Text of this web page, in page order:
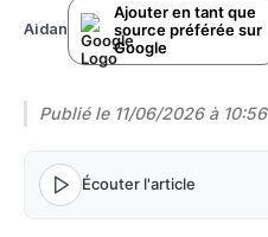
Aidan
Ajouter en tant que
source préférée sur
Google
Publié le 11/06/2026 à 10:56
Écouter l'article